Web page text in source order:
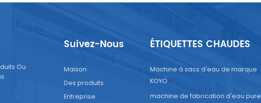
incluant le remplacement des médias filtrants dans les équipements
sécurité de l'eau traitée. Que vous utilisiez une machine de
traitement d'eau ou un système d'osmose inverse, le respect des
procédures de remplacement appropriées pour le sable de quartz, le
Ou
Suivez-Nous
Maison
Des produits
Entreprise
ÉTIQUETTES CHAUDES
Machine à sacs d'eau de marque
KOYO
machine de fabrication d'eau pure